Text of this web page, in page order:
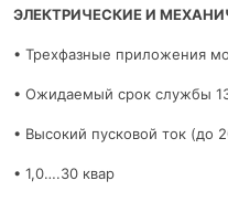
ЭЛЕКТРИЧЕСКИЕ И
• Трехфазные приложения
• Ожидаемый срок службы
• Высокий пусковой ток (до
• 1,0….30 квар